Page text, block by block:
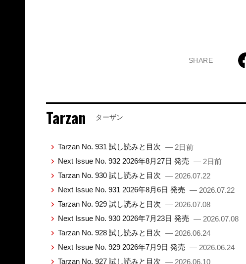
SHARE
Tarzan ターザン
Tarzan No. 931 試し読みと目次 — 2日前
Next Issue No. 932 2026年8月27日 発売 — 2日前
Tarzan No. 930 試し読みと目次 — 2026.07.22
Next Issue No. 931 2026年8月6日 発売 — 2026.07.22
Tarzan No. 929 試し読みと目次 — 2026.07.08
Next Issue No. 930 2026年7月23日 発売 — 2026.07.08
Tarzan No. 928 試し読みと目次 — 2026.06.24
Next Issue No. 929 2026年7月9日 発売 — 2026.06.24
Tarzan No. 927 試し読みと目次 — 2026.06.10